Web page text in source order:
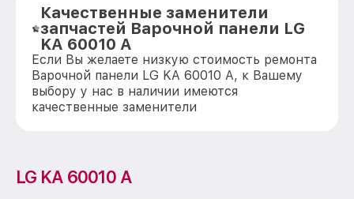
Качественные заменители
запчастей Варочной панели LG
KA 60010 A
Если Вы желаете низкую стоимость ремонта
Варочной панели LG KA 60010 A, к Вашему
выбору у нас в наличии имеются
качественные заменители
LG KA 60010 A